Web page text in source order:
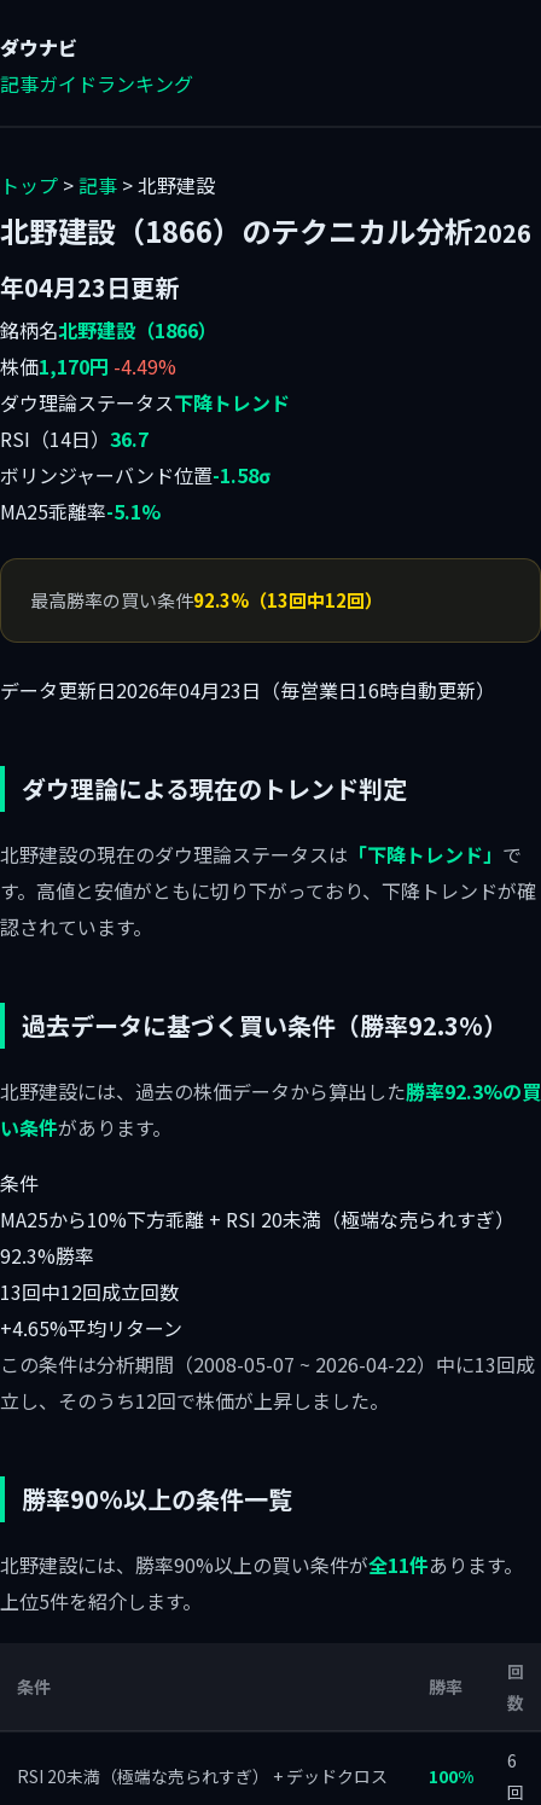
ダウナビ
記事ガイドランキング
トップ >記事 > 北野建設
北野建設（1866）のテクニカル分析2026
年04月23日更新
銘柄名北野建設（1866）
株価1,170円 -4.49%
ダウ理論ステータス下降トレンド
RSI（14日） 36.7
ボリンジャーバンド位置-1.58σ
MA25乖離率-5.1%
最高勝率の買い条件92.3%（13回中12回）
データ更新日2026年04月23日（毎営業日16時自動更新）
ダウ理論による現在のトレンド判定
北野建設の現在のダウ理論ステータスは 「下降トレンド」 で
す。高値と安値がともに切り下がっており、下降トレンドが確
認されています。
過去データに基づく買い条件（勝率92.3%）
北野建設には、過去の株価データから算出した勝率92.3%の買
い条件があります。
条件
MA25から10%下方乖離 + RSI 20未満（極端な売られすぎ）
92.3%勝率
13回中12回成立回数
+4.65%平均リターン
この条件は分析期間（2008-05-07 ~ 2026-04-22）中に13回成
立し、そのうち12回で株価が上昇しました。
勝率90%以上の条件一覧
北野建設には、勝率90%以上の買い条件が全11件あります。
上位5件を紹介します。
条件 勝率
回
数
RSI 20未満（極端な売られすぎ） + デッドクロス 100%
6
回